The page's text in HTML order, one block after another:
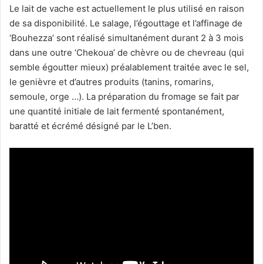
Le lait de vache est actuellement le plus utilisé en raison
de sa disponibilité. Le salage, l’égouttage et l’affinage de
‘Bouhezza’ sont réalisé simultanément durant 2 à 3 mois
dans une outre ‘Chekoua’ de chèvre ou de chevreau (qui
semble égoutter mieux) préalablement traitée avec le sel,
le genièvre et d’autres produits (tanins, romarins,
semoule, orge …). La préparation du fromage se fait par
une quantité initiale de lait fermenté spontanément,
baratté et écrémé désigné par le L’ben.